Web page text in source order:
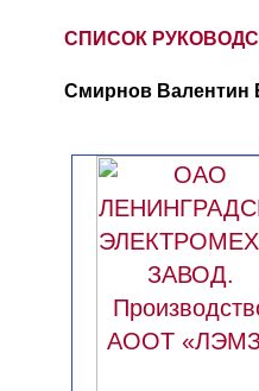
СПИСОК
Смирнов Валентин